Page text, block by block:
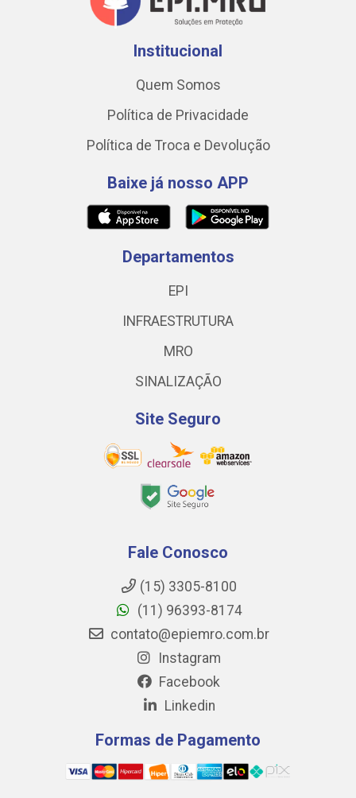
Institucional
Quem Somos
Política de Privacidade
Política de Troca e Devolução
Baixe já nosso APP
Departamentos
EPI
INFRAESTRUTURA
MRO
SINALIZAÇÃO
Site Seguro
Fale Conosco
(15) 3305-8100
(11) 96393-8174
contato@epiemro.com.br
Instagram
Facebook
Linkedin
Formas de Pagamento